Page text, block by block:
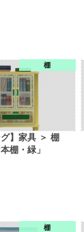
棚
グ】家具 ＞ 棚
棚・緑」
棚